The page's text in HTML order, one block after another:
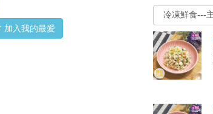
加入我的最愛